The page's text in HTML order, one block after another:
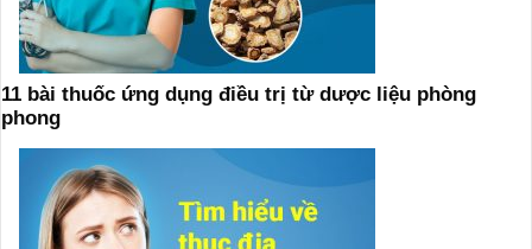
11 bài thuốc ứng dụng điều trị từ dược liệu phòng
phong